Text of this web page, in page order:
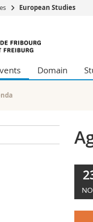
European Studies
Domain